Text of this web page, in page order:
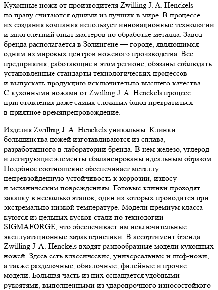
Кухонные ножи от производителя Zwilling J. A. Henckels
по праву считаются одними из лучших в мире. В процессе
их создания компания использует инновационные технологии
и многолетний опыт мастеров по обработке металла. Завод
бренда располагается в Золингене — городе, являющимся
одним из мировых центров ножевого производства. Все
предприятия, работающие в этом регионе, обязаны соблюдать
установленные стандарты технологических процессов
и выпускать продукцию исключительно высшего качества.
С кухонными ножами от Zwilling J. A. Henckels процесс
приготовления даже самых сложных блюд превратиться
в приятное времяпрепровождение.
Изделия Zwilling J. A. Henckels уникальны. Клинки
большинства ножей изготавливаются из сплава,
разработанного в лаборатории бренда. В нем железо, углерод
и легирующие элементы сбалансированы идеальным образом.
Подобное соотношение обеспечивает металлу
непревзойденную устойчивость к коррозии, износу
и механическим повреждениям. Готовые клинки проходят
закалку в несколько этапов, один из которых проводится при
экстремально низкой температуре. Модели премиум класса
куются из цельных кусков стали по технологии
SIGMAFORGE, что обеспечивает им исключительные
эксплуатационные характеристики. В ассортимент бренда
Zwilling J. A. Henckels входят разнообразные модели кухонных
ножей. Здесь есть классические, универсальные и шеф-ножи,
а также разделочные, обвалочные, филейные и прочие
модели. Большая часть из них оснащается удобными
рукоятями, выполненными из ударопрочного износостойкого